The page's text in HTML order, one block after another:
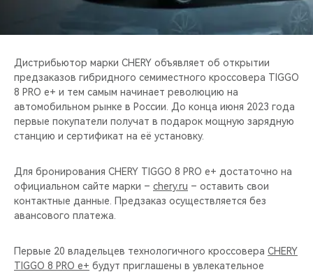
CHERY И СПОРТ
НАШИ МЕРОПРИЯТИЯ
ВИДЕООБЗОРЫ
CHERY ДЛЯ ДЕТЕЙ
Дистрибьютор марки CHERY объявляет об открытии
предзаказов гибридного семиместного кроссовера TIGGO
8 PRO e+ и тем самым начинает революцию на
автомобильном рынке в России. До конца июня 2023 года
первые покупатели получат в подарок мощную зарядную
станцию и сертификат на её установку.
Для бронирования CHERY TIGGO 8 PRO e+ достаточно на
официальном сайте марки – chery.ru – оставить свои
контактные данные. Предзаказ осуществляется без
авансового платежа.
Первые 20 владельцев технологичного кроссовера CHERY
TIGGO 8 PRO e+ будут приглашены в увлекательное